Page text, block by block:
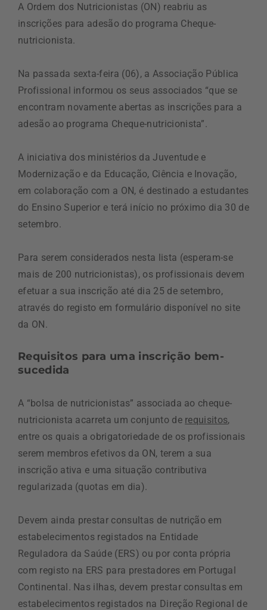
A Ordem dos Nutricionistas (ON) reabriu as
inscrições para adesão do programa Cheque-
nutricionista.
Na passada sexta-feira (06), a Associação Pública
Profissional informou os seus associados “que se
encontram novamente abertas as inscrições para a
adesão ao programa Cheque-nutricionista”.
A iniciativa dos ministérios da Juventude e
Modernização e da Educação, Ciência e Inovação,
em colaboração com a ON, é destinado a estudantes
do Ensino Superior e terá início no próximo dia 30 de
setembro.
Para serem considerados nesta lista (esperam-se
mais de 200 nutricionistas), os profissionais devem
efetuar a sua inscrição até dia 25 de setembro,
através do registo em formulário disponível no site
da ON.
Requisitos para uma inscrição bem-
sucedida
A “bolsa de nutricionistas” associada ao cheque-
nutricionista acarreta um conjunto de requisitos,
entre os quais a obrigatoriedade de os profissionais
serem membros efetivos da ON, terem a sua
inscrição ativa e uma situação contributiva
regularizada (quotas em dia).
Devem ainda prestar consultas de nutrição em
estabelecimentos registados na Entidade
Reguladora da Saúde (ERS) ou por conta própria
com registo na ERS para prestadores em Portugal
Continental. Nas ilhas, devem prestar consultas em
estabelecimentos registados na Direção Regional de